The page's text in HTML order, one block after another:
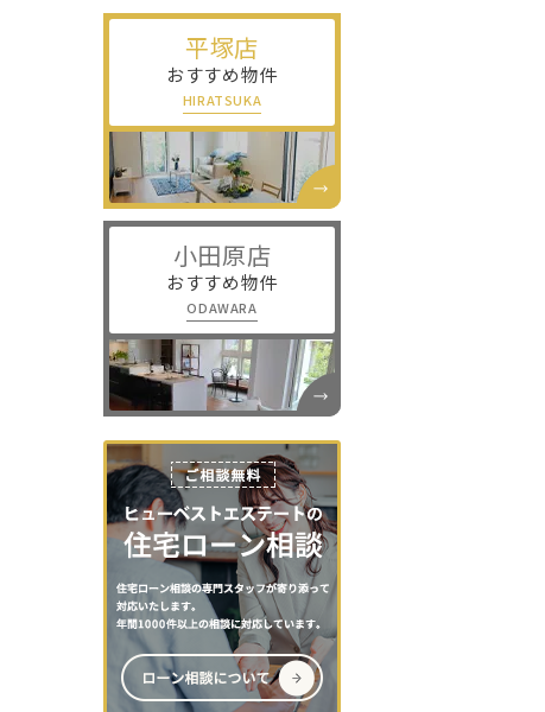
平塚店
おすすめ物件
HIRATSUKA
小田原店
おすすめ物件
ODAWARA